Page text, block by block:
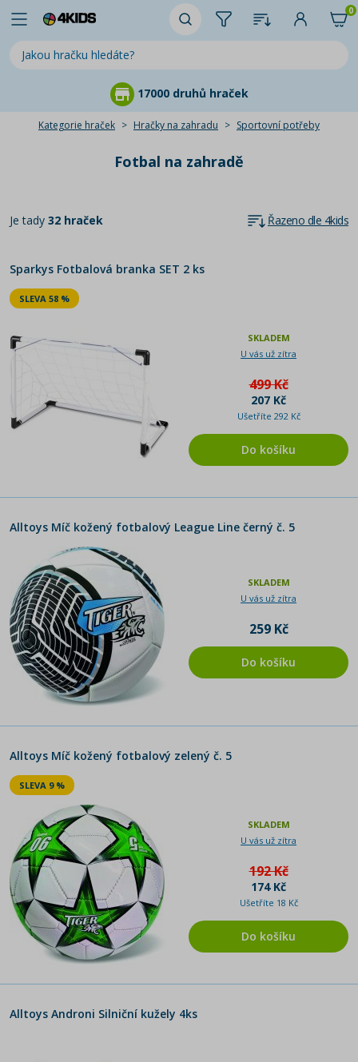
0
17000 druhů hraček
Kategorie hraček Hračky na zahradu Sportovní potřeby
Fotbal na zahradě
Je tady 32 hraček Řazeno dle 4kids
Sparkys Fotbalová branka SET 2 ks
SLEVA 58 %
SKLADEM
U vás už zítra
499 Kč
207 Kč
Ušetříte 292 Kč
Do košíku
Alltoys Míč kožený fotbalový League Line černý č. 5
SKLADEM
U vás už zítra
259 Kč
Do košíku
Alltoys Míč kožený fotbalový zelený č. 5
SLEVA 9 %
SKLADEM
U vás už zítra
192 Kč
174 Kč
Ušetříte 18 Kč
Do košíku
Alltoys Androni Silniční kužely 4ks